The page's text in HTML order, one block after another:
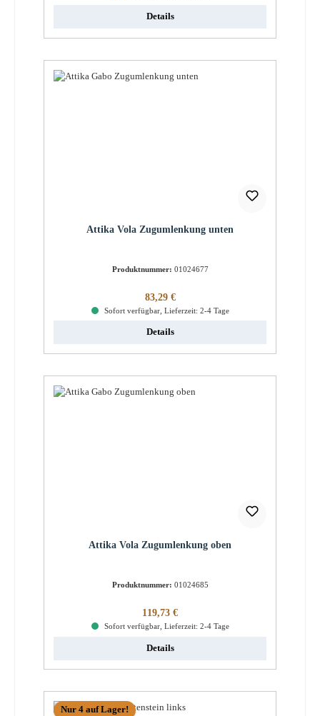
Details
Attika Vola Zugumlenkung unten
Produktnummer: 01024677
Regulärer Preis:
83,29 €
Sofort verfügbar, Lieferzeit: 2-4 Tage
Details
Attika Vola Zugumlenkung oben
Produktnummer: 01024685
Regulärer Preis:
119,73 €
Sofort verfügbar, Lieferzeit: 2-4 Tage
Details
Nur 4 auf Lager!